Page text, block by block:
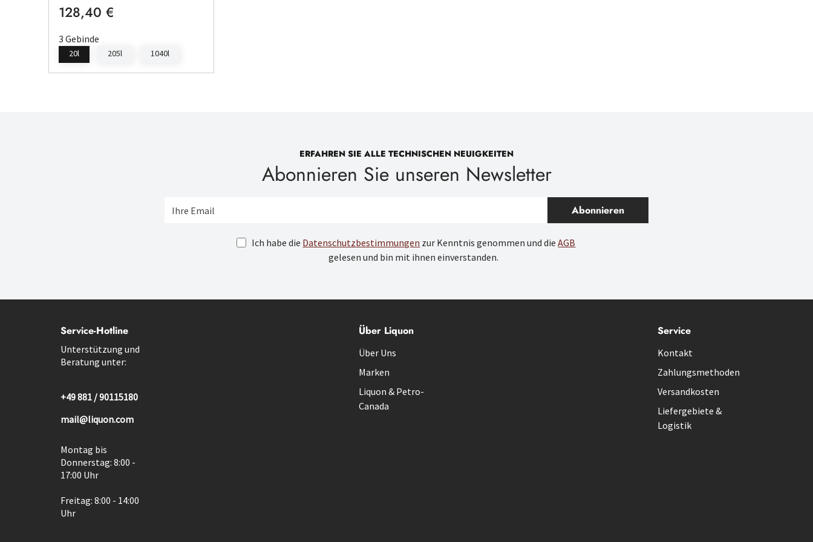
Regulärer Preis:
128,40 €
3 Gebinde
20l 205l 1040l
ERFAHREN SIE ALLE TECHNISCHEN NEUIGKEITEN
Abonnieren Sie unseren Newsletter
Abonnieren
Ich habe die Datenschutzbestimmungen zur Kenntnis genommen und dieAGB
gelesen und bin mit ihnen einverstanden.
Service-Hotline
Unterstützung und
Beratung unter:
+49 881 / 90115180
mail@liquon.com
Montag bis
Donnerstag: 8:00 -
17:00 Uhr
Freitag: 8:00 - 14:00
Uhr
Über Liquon
Über Uns
Marken
Liquon & Petro-
Canada
Service
Kontakt
Zahlungsmethoden
Versandkosten
Liefergebiete &
Logistik